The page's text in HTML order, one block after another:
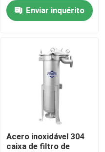
Enviar inquérito
Acero inoxidável 304
caixa de filtro de